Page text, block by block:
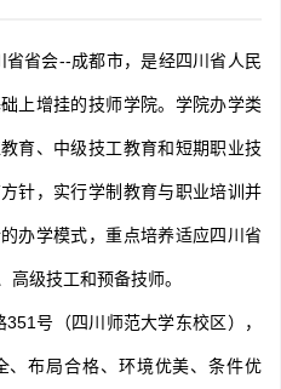
会--成都市，是经四川省人民
上增挂的技师学院。学院办学类
育、中级技工教育和短期职业技
针，实行学制教育与职业培训并
办学模式，重点培养适应四川省
级技工和预备技师。
号（四川师范大学东校区），
、布局合格、环境优美、条件优